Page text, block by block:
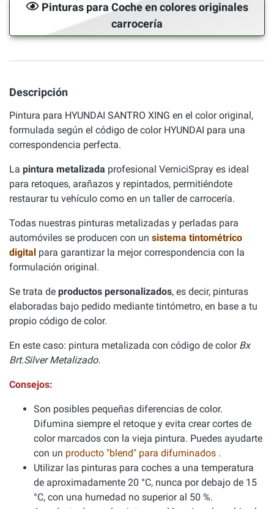
Pinturas para Coche en colores originales
carrocería
Descripción
Pintura para HYUNDAI SANTRO XING en el color original,
formulada según el código de color HYUNDAI para una
correspondencia perfecta.
La pintura metalizada profesional VerniciSpray es ideal
para retoques, arañazos y repintados, permitiéndote
restaurar tu vehículo como en un taller de carrocería.
Todas nuestras pinturas metalizadas y perladas para
automóviles se producen con un sistema tintométrico
digital para garantizar la mejor correspondencia con la
formulación original.
Se trata de productos personalizados, es decir, pinturas
elaboradas bajo pedido mediante tintómetro, en base a tu
propio código de color.
En este caso: pintura metalizada con código de color Bx
Brt.Silver Metalizado.
Consejos:
Son posibles pequeñas diferencias de color.
Difumina siempre el retoque y evita crear cortes de
color marcados con la vieja pintura. Puedes ayudarte
con un producto "blend" para difuminados .
Utilizar las pinturas para coches a una temperatura
de aproximadamente 20 °C, nunca por debajo de 15
°C, con una humedad no superior al 50 %.